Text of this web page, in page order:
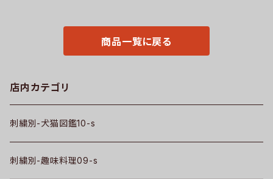
-s
商品一覧に戻る
店内カテゴリ
刺繍別-犬猫図鑑10-s
刺繍別-趣味料理09-s